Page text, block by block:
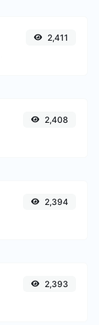
2,411
2,408
2,394
2,393